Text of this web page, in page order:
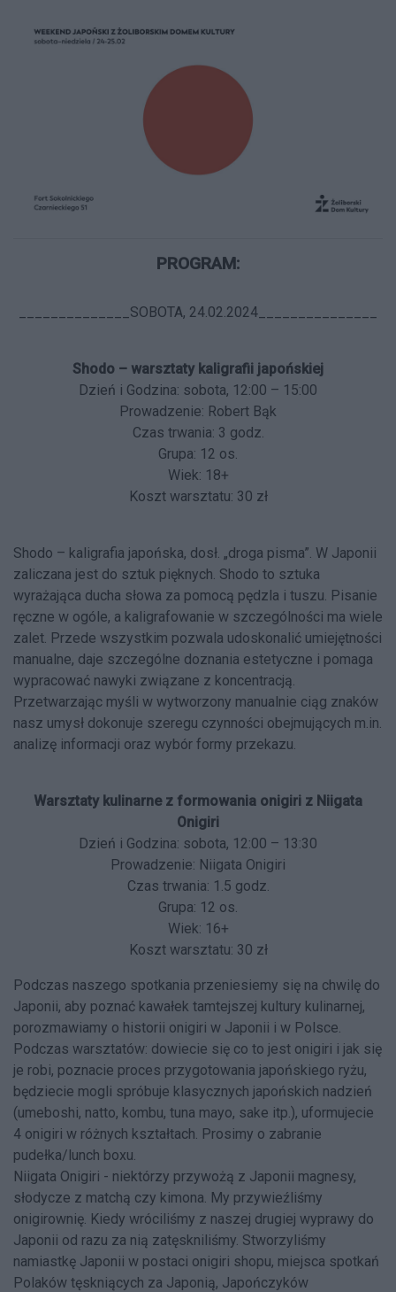
PROGRAM:
______________SOBOTA, 24.02.2024_______________
Shodo – warsztaty kaligrafii japońskiej
Dzień i Godzina: sobota, 12:00 – 15:00
Prowadzenie: Robert Bąk
Czas trwania: 3 godz.
Grupa: 12 os.
Wiek: 18+
Koszt warsztatu: 30 zł
Shodo – kaligrafia japońska, dosł. „droga pisma”. W Japonii
zaliczana jest do sztuk pięknych. Shodo to sztuka
wyrażająca ducha słowa za pomocą pędzla i tuszu. Pisanie
ręczne w ogóle, a kaligrafowanie w szczególności ma wiele
zalet. Przede wszystkim pozwala udoskonalić umiejętności
manualne, daje szczególne doznania estetyczne i pomaga
wypracować nawyki związane z koncentracją.
Przetwarzając myśli w wytworzony manualnie ciąg znaków
nasz umysł dokonuje szeregu czynności obejmujących m.in.
analizę informacji oraz wybór formy przekazu.
Warsztaty kulinarne z formowania onigiri z Niigata
Onigiri
Dzień i Godzina: sobota, 12:00 – 13:30
Prowadzenie: Niigata Onigiri
Czas trwania: 1.5 godz.
Grupa: 12 os.
Wiek: 16+
Koszt warsztatu: 30 zł
Podczas naszego spotkania przeniesiemy się na chwilę do
Japonii, aby poznać kawałek tamtejszej kultury kulinarnej,
porozmawiamy o historii onigiri w Japonii i w Polsce.
Podczas warsztatów: dowiecie się co to jest onigiri i jak się
je robi, poznacie proces przygotowania japońskiego ryżu,
będziecie mogli spróbuje klasycznych japońskich nadzień
(umeboshi, natto, kombu, tuna mayo, sake itp.), uformujecie
4 onigiri w różnych kształtach. Prosimy o zabranie
pudełka/lunch boxu.
Niigata Onigiri - niektórzy przywożą z Japonii magnesy,
słodycze z matchą czy kimona. My przywieźliśmy
onigirownię. Kiedy wróciliśmy z naszej drugiej wyprawy do
Japonii od razu za nią zatęskniliśmy. Stworzyliśmy
namiastkę Japonii w postaci onigiri shopu, miejsca spotkań
Polaków tęskniących za Japonią, Japończyków